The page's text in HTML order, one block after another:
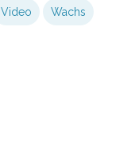
Video Wachs